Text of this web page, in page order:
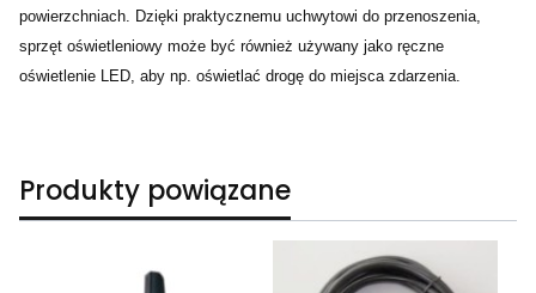
powierzchniach. Dzięki praktycznemu uchwytowi do przenoszenia,
sprzęt oświetleniowy może być również używany jako ręczne
oświetlenie LED, aby np. oświetlać drogę do miejsca zdarzenia.
Produkty powiązane